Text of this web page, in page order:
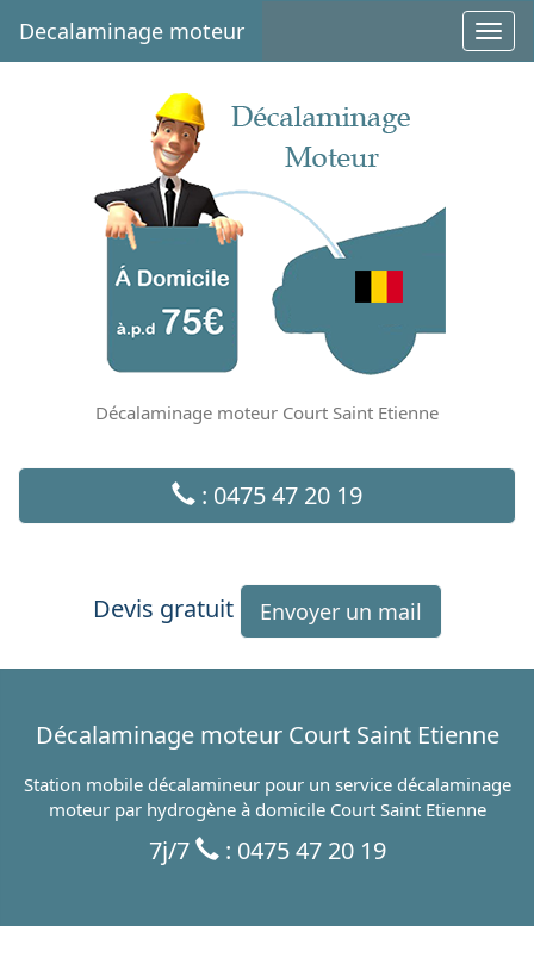
Decalaminage moteur
Décalaminage moteur Court Saint Etienne
: 0475 47 20 19
Devis gratuit Envoyer un mail
Décalaminage moteur Court Saint Etienne
Station mobile décalamineur pour un service décalaminage
moteur par hydrogène à domicile Court Saint Etienne
7j/7 : 0475 47 20 19